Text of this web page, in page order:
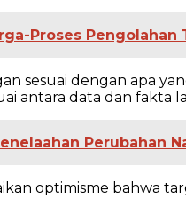
Proses Pengolahan
sesuai dengan apa
antara data dan fakta
Perubahan
optimisme bahwa